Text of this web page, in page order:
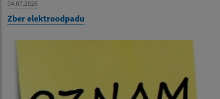
04.07.2026
Zber elektroodpadu